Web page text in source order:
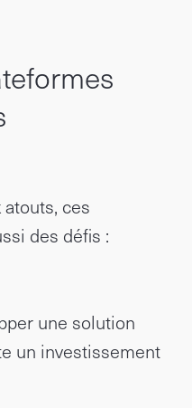
ces
des défis :
une solution
un investissement